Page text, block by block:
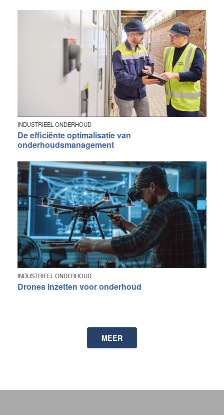
INDUSTRIEEL ONDERHOUD
De efficiënte optimalisatie van
onderhoudsmanagement
INDUSTRIEEL ONDERHOUD
Drones inzetten voor onderhoud
MEER